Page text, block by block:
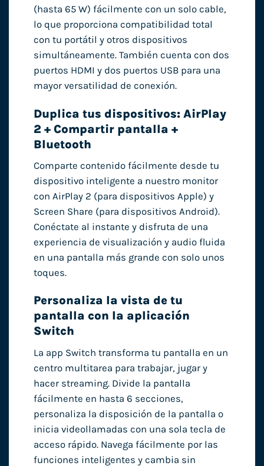
(hasta 65 W) fácilmente con un solo cable,
lo que proporciona compatibilidad total
con tu portátil y otros dispositivos
simultáneamente. También cuenta con dos
puertos HDMI y dos puertos USB para una
mayor versatilidad de conexión.
Duplica tus dispositivos: AirPlay
2 + Compartir pantalla +
Bluetooth
Comparte contenido fácilmente desde tu
dispositivo inteligente a nuestro monitor
con AirPlay 2 (para dispositivos Apple) y
Screen Share (para dispositivos Android).
Conéctate al instante y disfruta de una
experiencia de visualización y audio fluida
en una pantalla más grande con solo unos
toques.
Personaliza la vista de tu
pantalla con la aplicación
Switch
La app Switch transforma tu pantalla en un
centro multitarea para trabajar, jugar y
hacer streaming. Divide la pantalla
fácilmente en hasta 6 secciones,
personaliza la disposición de la pantalla o
inicia videollamadas con una sola tecla de
acceso rápido. Navega fácilmente por las
funciones inteligentes y cambia sin